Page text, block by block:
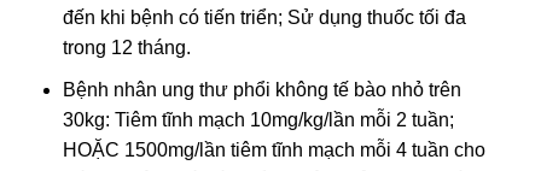
đến khi bệnh có tiến triển; Sử dụng thuốc tối đa
trong 12 tháng.
Bệnh nhân ung thư phổi không tế bào nhỏ trên
30kg: Tiêm tĩnh mạch 10mg/kg/lần mỗi 2 tuần;
HOẶC 1500mg/lần tiêm tĩnh mạch mỗi 4 tuần cho